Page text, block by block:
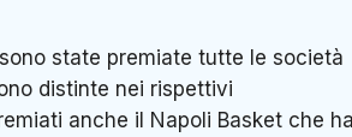
state premiate tutte le società
distinte nei rispettivi
anche il Napoli Basket che